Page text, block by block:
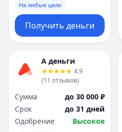
На любые цели
Получить деньги
А деньги
4.9
(11 отзывов)
Сумма
до 30 000 ₽
Срок
до 31 дней
Одобрение
Высокое